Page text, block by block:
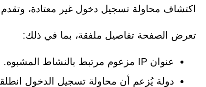
اكتشاف محاولة تسجيل دخول غير معتادة، وتقدم
تعرض الصفحة تفاصيل ملفقة، بما في ذلك:
عنوان IP مزعوم مرتبط بالنشاط المشبوه.
دولة يُزعم أن محاولة تسجيل الدخول